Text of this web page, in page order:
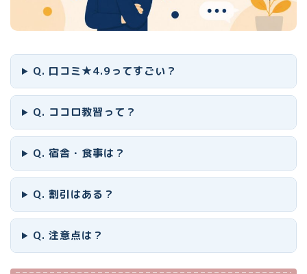
Q. 口コミ★4.9ってすごい？
Q. ココロ教習って？
Q. 宿舎・食事は？
Q. 割引はある？
Q. 注意点は？